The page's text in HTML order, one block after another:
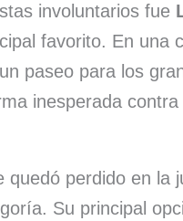
involuntarios fue
favorito. En una
paseo para los
inesperada
quedó perdido en
Su principal